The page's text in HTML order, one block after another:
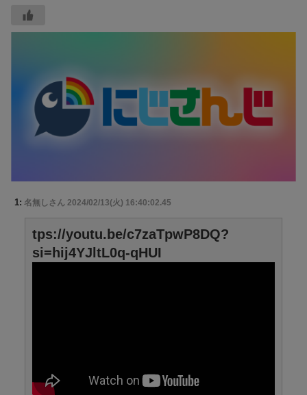
1: 名無しさん 2024/02/13(火) 16:40:02.45
tps://youtu.be/c7zaTpwP8DQ?
si=hij4YJltL0q-qHUI